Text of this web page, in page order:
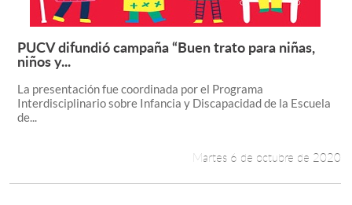
Leer más +
PUCV difundió campaña “Buen trato para niñas,
niños y...
La presentación fue coordinada por el Programa
Interdisciplinario sobre Infancia y Discapacidad de la Escuela
de...
Martes 6 de octubre de 2020